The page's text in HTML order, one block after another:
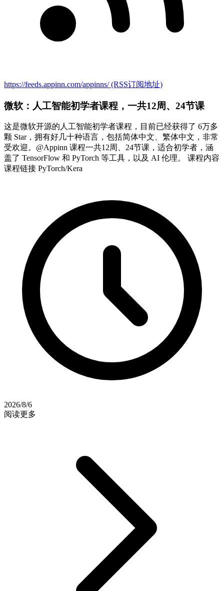
https://feeds.appinn.com/appinns/(RSS订阅地址)
微软：人工智能初学者课程，一共12周、24节课
这是微软开源的人工智能初学者课程，目前已经获得了 6万多
颗 Star，拥有好几十种语言，包括简体中文、繁体中文，非常
受欢迎。@Appinn 课程一共12周、24节课，适合初学者，涵
盖了 TensorFlow 和 PyTorch 等工具，以及 AI 伦理。 课程内容
课程链接 PyTorch/Kera
2026/8/6
阅读更多